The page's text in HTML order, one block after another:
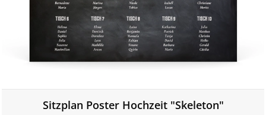
Sitzplan Poster Hochzeit "Skeleton"